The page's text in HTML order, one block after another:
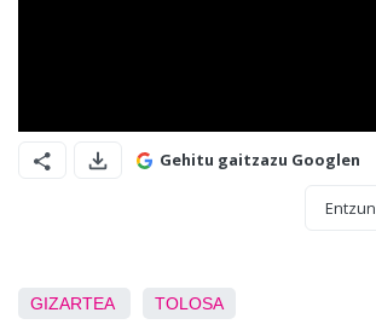
Gehitu gaitzazu Googlen
Entzun
GIZARTEA TOLOSA